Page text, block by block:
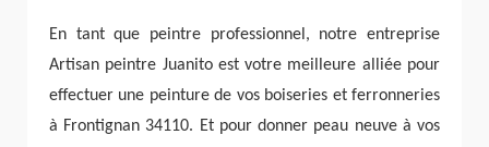
En tant que peintre professionnel, notre entreprise
Artisan peintre Juanito est votre meilleure alliée pour
effectuer une peinture de vos boiseries et ferronneries
à Frontignan 34110. Et pour donner peau neuve à vos